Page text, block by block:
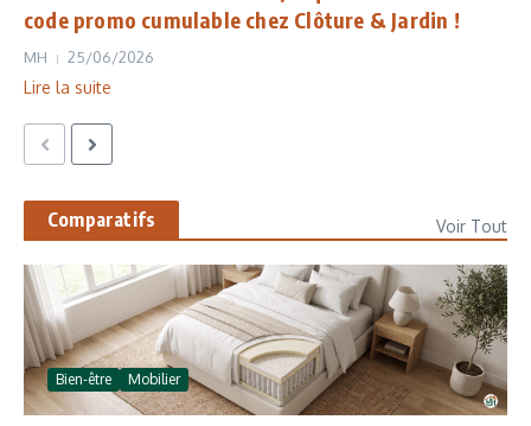
code promo cumulable chez Clôture & Jardin !
MH 25/06/2026
Lire la suite
Comparatifs Voir Tout
Bien-être Mobilier